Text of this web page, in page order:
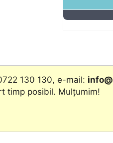
130 130, e-mail:
timp posibil. Mulțumim!